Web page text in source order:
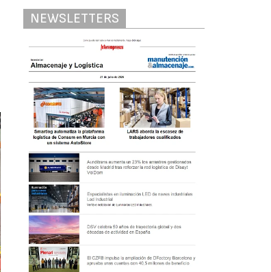
NEWSLETTERS